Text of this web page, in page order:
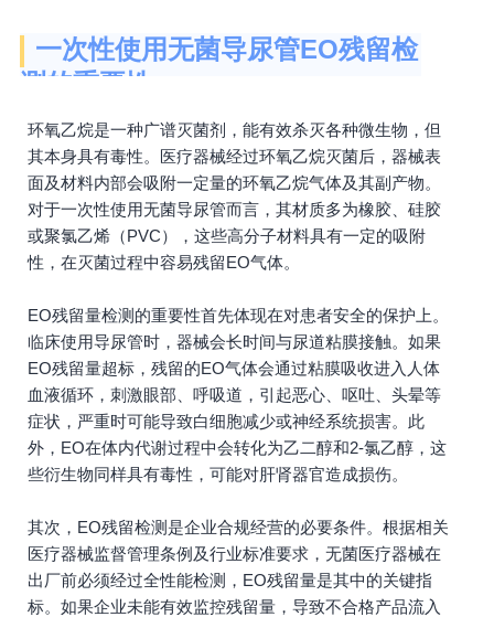
一次性使用无菌导尿管EO残留检
测的重要性
环氧乙烷是一种广谱灭菌剂，能有效杀灭各种微生物，但
其本身具有毒性。医疗器械经过环氧乙烷灭菌后，器械表
面及材料内部会吸附一定量的环氧乙烷气体及其副产物。
对于一次性使用无菌导尿管而言，其材质多为橡胶、硅胶
或聚氯乙烯（PVC），这些高分子材料具有一定的吸附
性，在灭菌过程中容易残留EO气体。
EO残留量检测的重要性首先体现在对患者安全的保护上。
临床使用导尿管时，器械会长时间与尿道粘膜接触。如果
EO残留量超标，残留的EO气体会通过粘膜吸收进入人体
血液循环，刺激眼部、呼吸道，引起恶心、呕吐、头晕等
症状，严重时可能导致白细胞减少或神经系统损害。此
外，EO在体内代谢过程中会转化为乙二醇和2-氯乙醇，这
些衍生物同样具有毒性，可能对肝肾器官造成损伤。
其次，EO残留检测是企业合规经营的必要条件。根据相关
医疗器械监督管理条例及行业标准要求，无菌医疗器械在
出厂前必须经过全性能检测，EO残留量是其中的关键指
标。如果企业未能有效监控残留量，导致不合格产品流入